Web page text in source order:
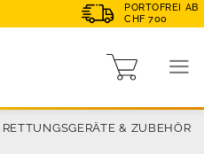
PORTOFREI AB
CHF 700
RETTUNGSGERÄTE & ZUBEHÖR